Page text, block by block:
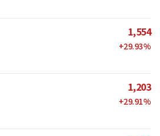
1,554
+29.93%
1,203
+29.91%